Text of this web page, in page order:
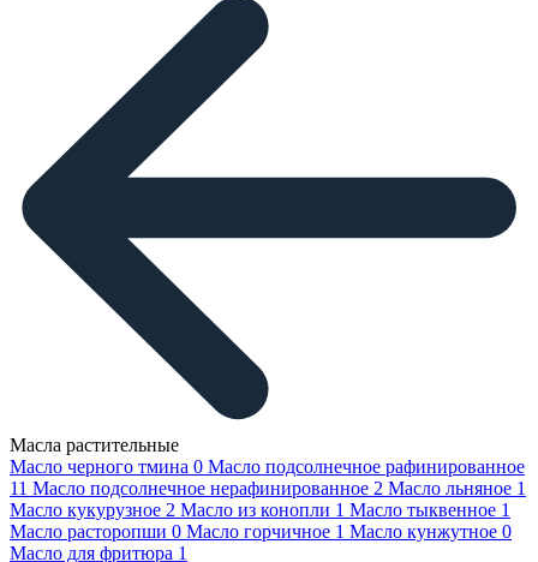
Масла растительные
Масло черного тмина 0 Масло подсолнечное рафинированное
11 Масло подсолнечное нерафинированное 2 Масло льняное 1
Масло кукурузное 2 Масло из конопли 1 Масло тыквенное 1
Масло расторопши 0 Масло горчичное 1 Масло кунжутное 0
Масло для фритюра 1